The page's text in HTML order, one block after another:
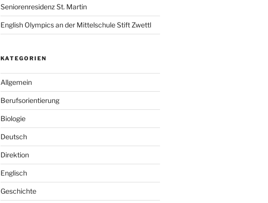
Seniorenresidenz St. Martin
English Olympics an der Mittelschule Stift Zwettl
KATEGORIEN
Allgemein
Berufsorientierung
Biologie
Deutsch
Direktion
Englisch
Geschichte